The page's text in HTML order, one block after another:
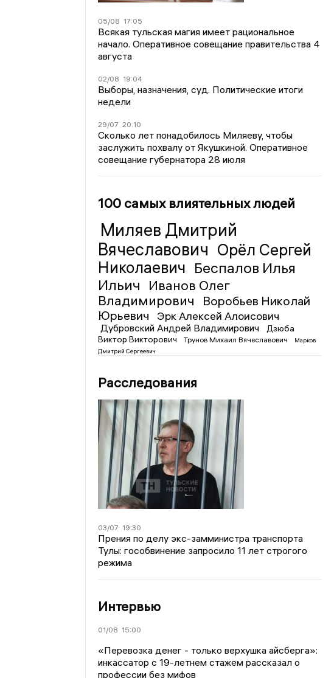
05/08 17:05
Всякая тульская магия имеет рациональное
начало. Оперативное совещание правительства 4
августа
02/08 19:04
Выборы, назначения, суд. Политические итоги
недели
29/07 20:10
Сколько лет понадобилось Миляеву, чтобы
заслужить похвалу от Якушкиной. Оперативное
совещание губернатора 28 июля
100 самых влиятельных людей
Миляев Дмитрий
Вячеславович Орёл Сергей
Николаевич Беспалов Илья
Ильич
Иванов Олег
Владимирович
Воробьев Николай
Юрьевич
Эрк Алексей Алоисович
Дубровский Андрей Владимирович
Дзюба
Виктор Викторович
Трунов Михаил Вячеславович
Марков
Дмитрий Сергеевич
Расследования
03/07 19:30
Прения по делу экс-замминистра транспорта
Тулы: гособвинение запросило 11 лет строгого
режима
Интервью
01/08 15:00
«Перевозка денег - только верхушка айсберга»:
инкассатор с 19-летнем стажем рассказал о
профессии без мифов